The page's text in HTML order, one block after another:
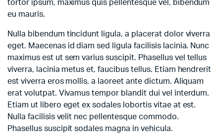
tortor ipsum, maximus quis pellentesque vel, bibendum
eu mauris.
Nulla bibendum tincidunt ligula, a placerat dolor viverra
eget. Maecenas id diam sed ligula facilisis lacinia. Nunc
maximus est ut sem varius suscipit. Phasellus vel tellus
viverra, lacinia metus et, faucibus tellus. Etiam hendrerit
est viverra eros mollis, a laoreet ante dictum. Aliquam
erat volutpat. Vivamus tempor blandit dui vel interdum.
Etiam ut libero eget ex sodales lobortis vitae at est.
Nulla facilisis velit nec pellentesque commodo.
Phasellus suscipit sodales magna in vehicula.